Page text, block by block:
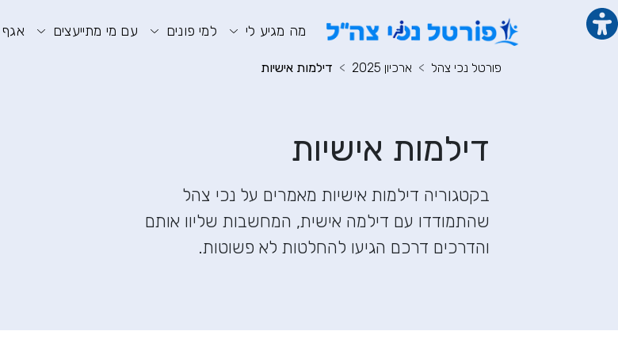
מה מגיע לי למי פונים עם מי מתייעצים
פורטל נכי צהל
ארכיון 2025 דילמות אישיות
דילמות אישיות
בקטגוריה דילמות אישיות מאמרים על נכי צהל
שהתמודדו עם דילמה אישית, המחשבות שליוו אותם
והדרכים דרכם הגיעו להחלטות לא פשוטות.
תוכן מרכזי מנוע חיפוש תפריט ראשי